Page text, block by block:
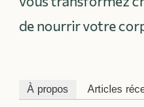
de nourrir votre
À propos Articles